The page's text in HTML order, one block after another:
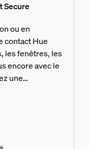
Secure
ou en
contact Hue
les fenêtres, les
encore avec le
une
en cas